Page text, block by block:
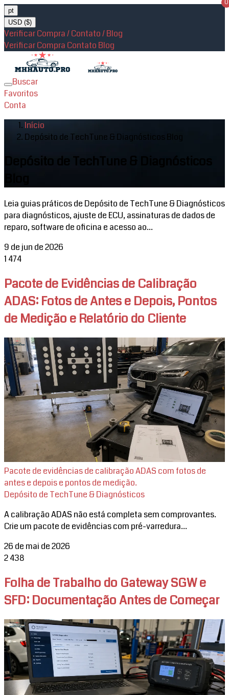
pt
USD ($)
Verificar Compra / Contato / Blog
Verificar Compra Contato Blog
Toggle
navigation
Buscar
Favoritos
Conta
0
Início
Depósito de TechTune & Diagnósticos Blog
Depósito de TechTune & Diagnósticos
Leia guias práticos de Depósito de TechTune & Diagnósticos
para diagnósticos, ajuste de ECU, assinaturas de dados de
reparo, software de oficina e acesso ao...
9 de jun de 2026
1 474
Pacote de Evidências de Calibração
ADAS: Fotos de Antes e Depois, Pontos
de Medição e Relatório do Cliente
Pacote de evidências de calibração ADAS com fotos de
antes e depois e pontos de medição.
Depósito de TechTune & Diagnósticos
A calibração ADAS não está completa sem comprovantes.
Crie um pacote de evidências com pré-varredura...
26 de mai de 2026
2438
Folha de Trabalho do Gateway SGW e
SFD: Documentação Antes de Começar